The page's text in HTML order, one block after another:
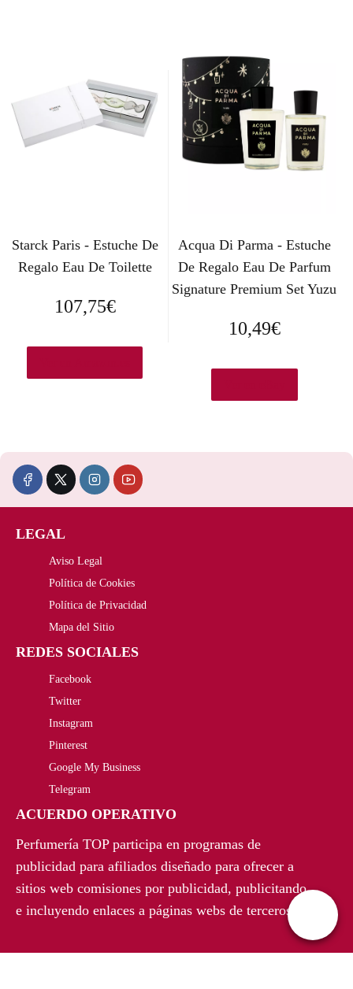
Starck Paris - Estuche De
Regalo Eau De Toilette
107,75€
Acqua Di Parma - Estuche
De Regalo Eau De Parfum
Signature Premium Set Yuzu
10,49€
LEGAL
Aviso Legal
Política de Cookies
Política de Privacidad
Mapa del Sitio
REDES SOCIALES
Facebook
Twitter
Instagram
Pinterest
Google My Business
Telegram
ACUERDO OPERATIVO
Perfumería TOP participa en programas de
publicidad para afiliados diseñado para ofrecer a
sitios web comisiones por publicidad, publicitando
e incluyendo enlaces a páginas webs de terceros.